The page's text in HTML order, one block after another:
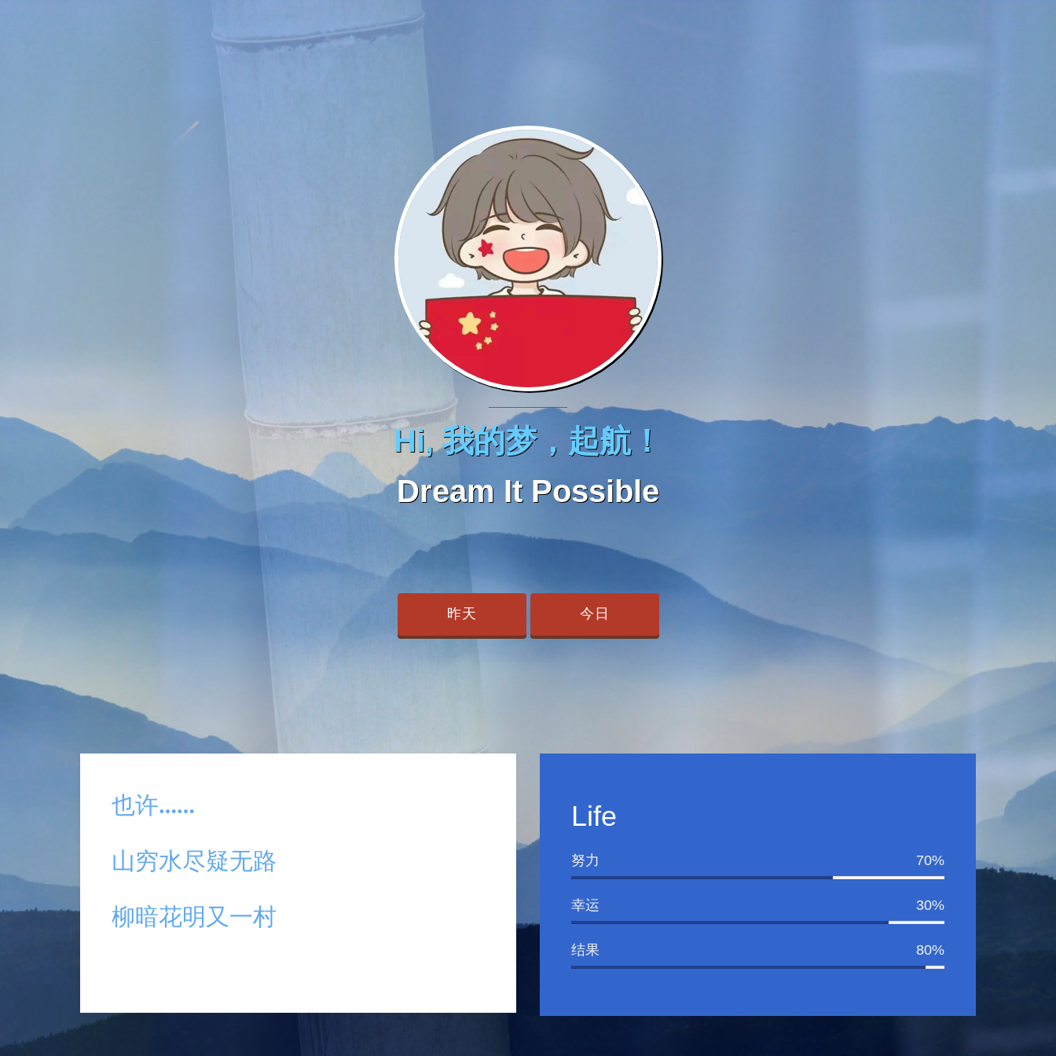
Hi, 我的梦，起航！
Dream It Possible
昨天 今日
也许……
山穷水尽疑无路
柳暗花明又一村
Life
努力 70%
幸运 30%
结果 80%